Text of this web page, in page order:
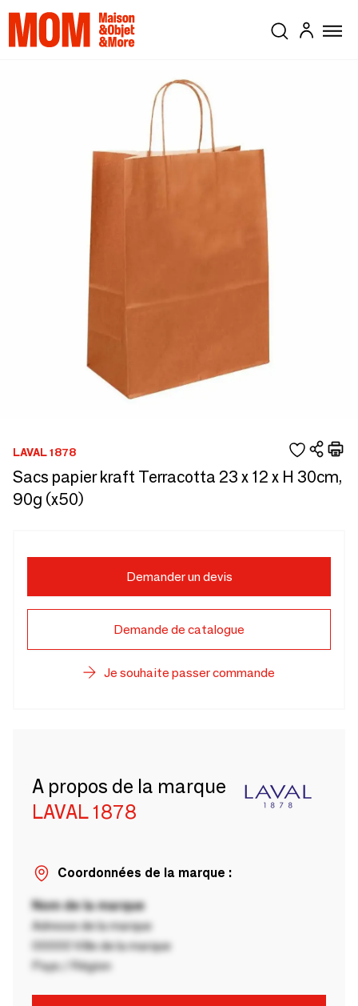
LAVAL 1878
Sacs papier kraft Terracotta 23 x 12 x H 30cm,
90g (x50)
Demander un devis
Demande de catalogue
Je souhaite passer commande
A propos de la marque
LAVAL 1878
Coordonnées de la marque :
Nom de la marque
Adresse de la marque
00000 Ville de la marque
Pays / Région